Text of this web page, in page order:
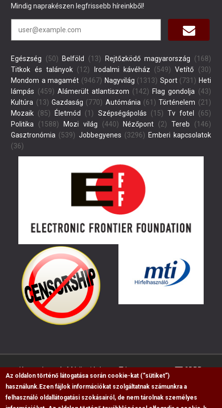
Mindig naprakészen legfrissebb híreinkből!
Egészség (50) Belföld (13) Rejtőzködő magyarország (168)
Titkok és talányok(12) Irodalmi kávéház (549) Vetítő (30)
Mondom a magamét (9467) Nagyvilág (1313) Sport(731) Heti
lámpás (459) Alámerült atlantiszom (142) Flag gondolja (43)
Kultúra (13) Gazdaság (770) Autómánia (61) Történelem (21)
Mozaik (85) Életmód (1) Szépségápolás (15) Tv fotel
(65)
Politika (1588) Mozi világ (440) Nézőpont (2) Tereb (146)
Gasztronómia (539) Jobbegyenes (3296) Emberi kapcsolatok
(36)
Kapcsolat Médiaajánlat Impresszum GDPR
RSS
Az oldalon történő látogatása során cookie-kat (“sütiket”)
használunk. Ezen fájlok információkat szolgáltatnak számunkra a
felhasználó oldallátogatási szokásairól, de nem tárolnak személyes